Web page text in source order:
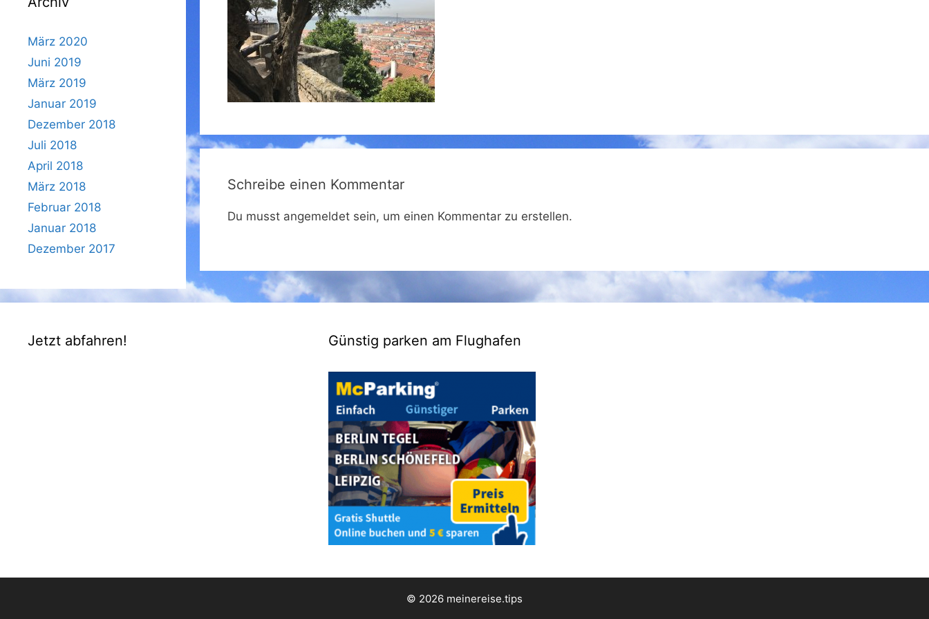
Schreibe einen Kommentar
Du musst angemeldet sein, um einen Kommentar zu erstellen.
März 2020
Juni 2019
März 2019
Januar 2019
Dezember 2018
Juli 2018
April 2018
März 2018
Februar 2018
Januar 2018
Dezember 2017
Jetzt abfahren! Günstig parken am Flughafen
© 2026 meinereise.tips